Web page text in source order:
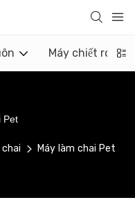
Máy chiết rót
Pet
chai Máy làm chai Pet